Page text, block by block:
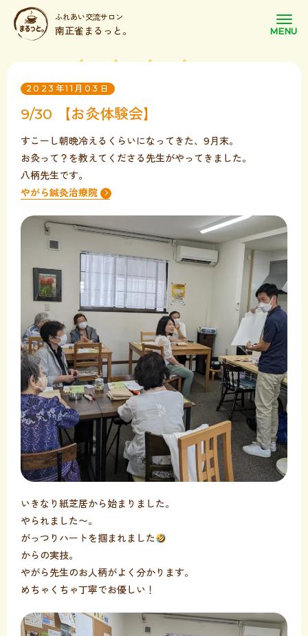
ふれあい交流サロン
南正雀まるっと。
2023年11月03日
9/30 【お灸体験会】
すこーし朝晩冷えるくらいになってきた、9月末。
お灸って？を教えてくださる先生がやってきました。
八柄先生です。
やがら鍼灸治療院
いきなり紙芝居から始まりました。
やられました〜。
がっつりハートを掴まれました
からの実技。
やがら先生のお人柄がよく分かります。
めちゃくちゃ丁寧でお優しい！